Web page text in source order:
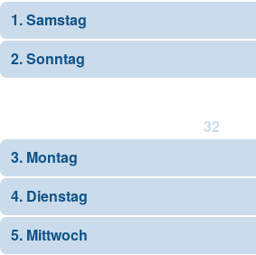
1. Samstag
2. Sonntag
32
3. Montag
4. Dienstag
5. Mittwoch